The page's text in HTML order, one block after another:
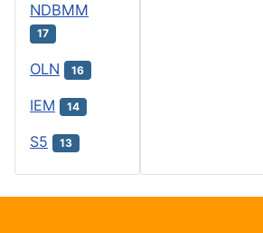
NDBMM
17
OLN 16
IEM 14
S5 13